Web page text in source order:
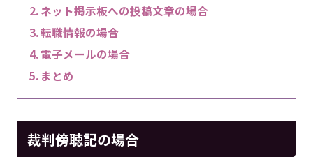
ネット掲示板への投稿文章の場合
転職情報の場合
電子メールの場合
まとめ
裁判傍聴記の場合